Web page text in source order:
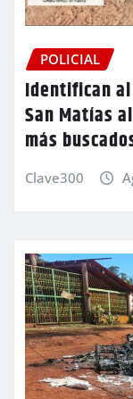
POLICIAL
Identifican
San Matías
más
Clave300